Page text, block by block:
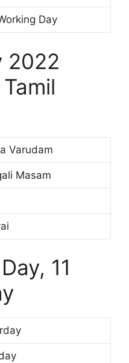
Day
2022
Varudam
Masam
11